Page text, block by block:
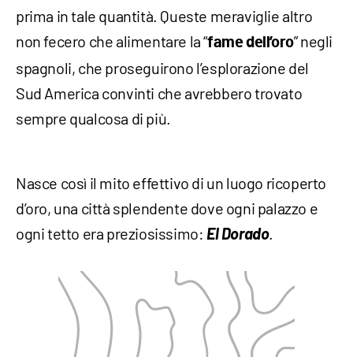
prima in tale quantità. Queste meraviglie altro
non fecero che alimentare la “fame dell’oro” negli
spagnoli, che proseguirono l’esplorazione del
Sud America convinti che avrebbero trovato
sempre qualcosa di più.
Nasce così il mito effettivo di un luogo ricoperto
d’oro, una città splendente dove ogni palazzo e
ogni tetto era preziosissimo: El Dorado.